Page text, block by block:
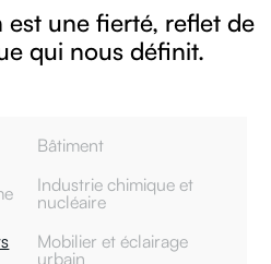
est une fierté, reflet de
qui nous définit.
Bâtiment
Industrie chimique et
nucléaire
Mobilier et éclairage
urbain